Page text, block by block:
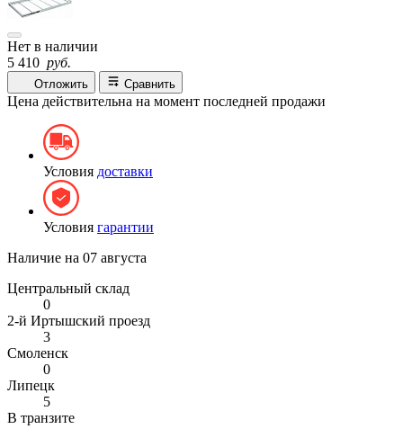
Нет в наличии
5 410 руб.
Отложить Сравнить
Цена действительна на момент последней продажи
Условия доставки
Условия гарантии
Наличие на 07 августа
Центральный склад
0
2-й Иртышский проезд
3
Смоленск
0
Липецк
5
В транзите